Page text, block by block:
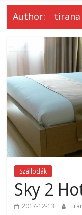
Author: tirana
Szállodák
Sky 2
2017-12-13